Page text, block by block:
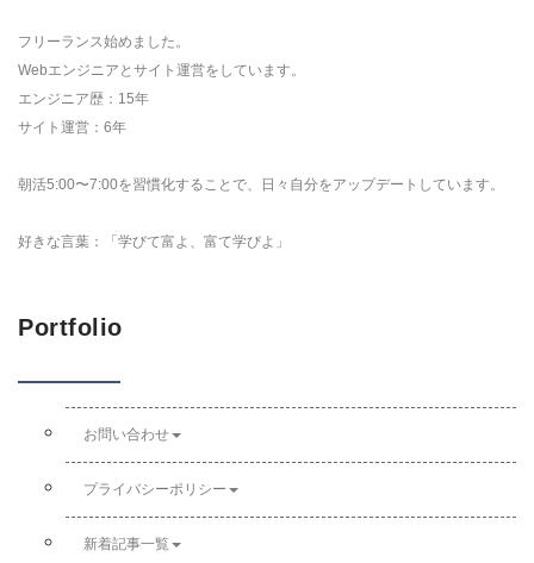
フリーランス始めました。
Webエンジニアとサイト運営をしています。
エンジニア歴：15年
サイト運営：6年
朝活5:00〜7:00を習慣化することで、日々自分をアップデートしています。
好きな言葉：「学びて富よ、富て学びよ」
Portfolio
お問い合わせ
プライバシーポリシー
新着記事一覧